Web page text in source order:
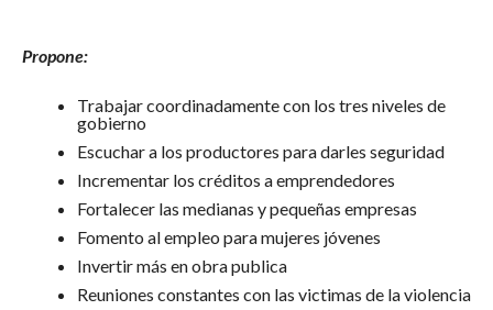
Propone:
Trabajar coordinadamente con los tres niveles de
gobierno
Escuchar a los productores para darles seguridad
Incrementar los créditos a emprendedores
Fortalecer las medianas y pequeñas empresas
Fomento al empleo para mujeres jóvenes
Invertir más en obra publica
Reuniones constantes con las victimas de la violencia